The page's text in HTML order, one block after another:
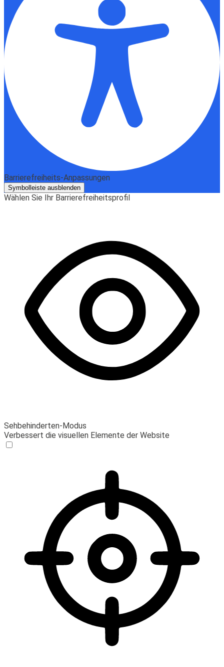
Barrierefreiheits-Anpassungen
Symbolleiste ausblenden
Wählen Sie Ihr Barrierefreiheitsprofil
Sehbehinderten-Modus
Verbessert die visuellen Elemente der Website